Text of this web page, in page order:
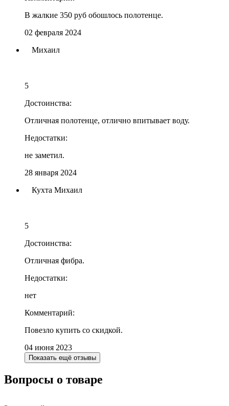
В жалкие 350 руб обошлось полотенце.
02 февраля 2024
Михаил
5
Достоинства:
Отличная полотенце, отлично впитывает воду.
Недостатки:
не заметил.
28 января 2024
Кухта Михаил
5
Достоинства:
Отличная фибра.
Недостатки:
нет
Комментарий:
Повезло купить со скидкой.
04 июня 2023
Показать ещё отзывы
Вопросы о товаре